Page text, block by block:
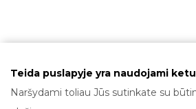
Teida puslapyje yra naudojami
Naršydami toliau Jūs sutinkate su